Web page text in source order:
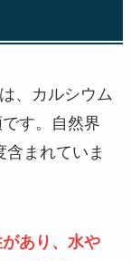
、カルシウム
す。自然界
まれていま
あり、水や